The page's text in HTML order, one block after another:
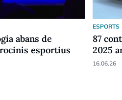
abans de
esportius
ESPORTS
87
2025
16.06.26